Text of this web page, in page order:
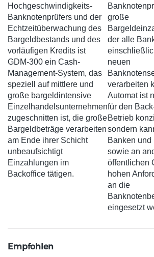
Hochgeschwindigkeits-
Banknotenprüfers und der
Echtzeitüberwachung des
Bargeldbestands und des
vorläufigen Kredits ist
GDM-300 ein Cash-
Management-System, das
speziell auf mittlere und
große bargeldintensive
Einzelhandelsunternehmen
zugeschnitten ist, die große
Bargeldbeträge verarbeiten
am Ende ihrer Schicht
unbeaufsichtigt
Einzahlungen im
Backoffice tätigen.
große
der alle
neuen
verarbeiten
Automat ist
für den
Betrieb
sondern
Banken und
sowie an
öffentlichen
hohen
an die
eingesetzt
Empfohlen